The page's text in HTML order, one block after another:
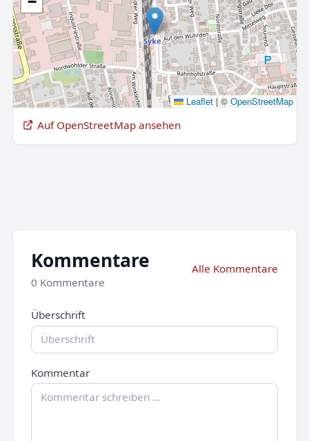
Leaflet |© OpenStreetMap
Auf OpenStreetMap ansehen
Kommentare
0 Kommentare
Alle Kommentare
Überschrift
Kommentar